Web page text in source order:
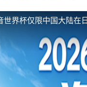
世界杯仅限中国大陆在